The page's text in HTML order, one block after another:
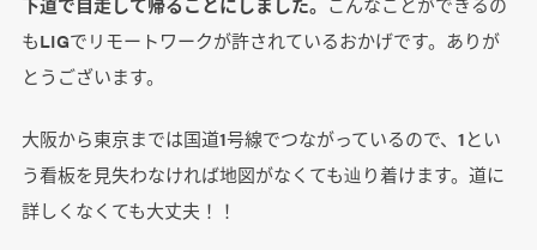
もLIGでリモートワークが許されているおかげです。ありが
とうございます。
大阪から東京までは国道1号線でつながっているので、1とい
う看板を見失わなければ地図がなくても辿り着けます。道に
詳しくなくても大丈夫！！